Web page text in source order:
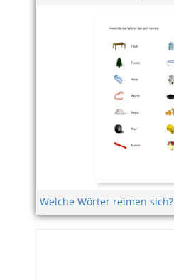
Welche Wörter reimen sich?